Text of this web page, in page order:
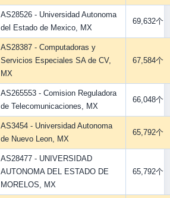
AS28526 - Universidad Autonoma
del Estado de Mexico, MX
69,632个
AS28387 - Computadoras y
Servicios Especiales SA de CV,
MX
67,584个
AS265553 - Comision Reguladora
de Telecomunicaciones, MX
66,048个
AS3454 - Universidad Autonoma
de Nuevo Leon, MX
65,792个
AS28477 - UNIVERSIDAD
AUTONOMA DEL ESTADO DE
MORELOS, MX
65,792个